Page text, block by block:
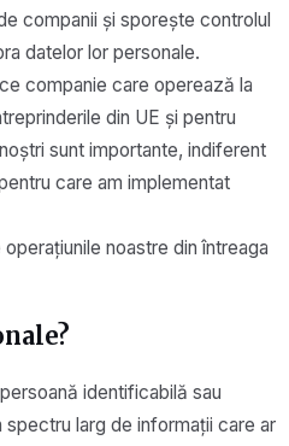
companii și sporește controlul
datelor lor personale.
companie care operează la
din UE și pentru
sunt importante, indiferent
care am implementat
noastre din întreaga
identificabilă sau
larg de informații care ar